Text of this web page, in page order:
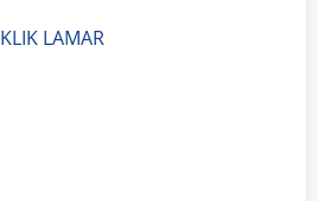
KLIK LAMAR